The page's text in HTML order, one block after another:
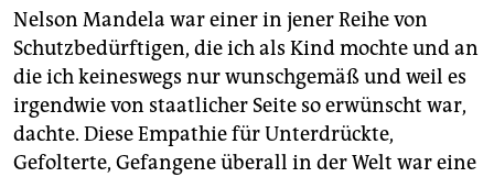
Nelson Mandela war einer in jener Reihe von
Schutzbedürftigen, die ich als Kind mochte und an
die ich keineswegs nur wunschgemäß und weil es
irgendwie von staatlicher Seite so erwünscht war,
dachte. Diese Empathie für Unterdrückte,
Gefolterte, Gefangene überall in der Welt war eine